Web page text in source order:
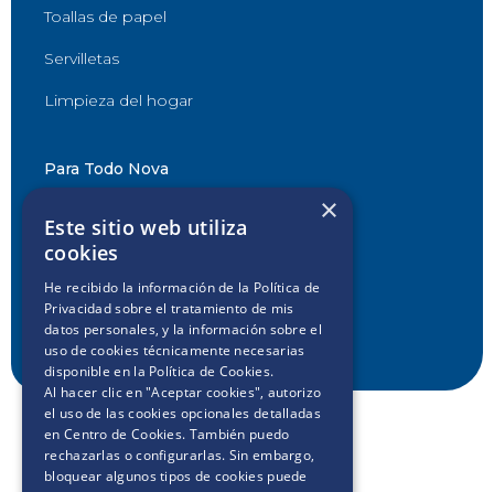
Toallas de papel
Servilletas
Limpieza del hogar
Para Todo Nova
Decilo con Nova
Conocé Club Softys
Contactanos
×
Este sitio web utiliza
cookies
He recibido la información de la Política de
Privacidadsobre el tratamiento de mis
datos personales, y la información sobre el
uso de cookies técnicamente necesarias
disponible en la Política de Cookies.
Al hacer clic en "Aceptar cookies", autorizo
el uso de las cookies opcionales detalladas
en Centro de Cookies. También puedo
rechazarlas o configurarlas. Sin embargo,
bloquear algunos tipos de cookies puede